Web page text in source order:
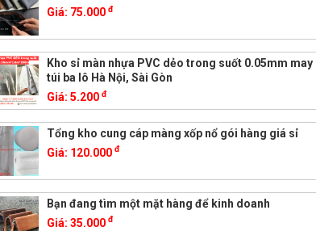
Giá: 75.000đ
Kho sỉ màn nhựa PVC dẻo trong suốt 0.05mm may
túi ba lô Hà Nội, Sài Gòn
Giá:5.200đ
Tổng kho cung cáp màng xốp nổ gói hàng giá sỉ
Giá: 120.000đ
Bạn đang tìm một mặt hàng để kinh doanh
Giá:35.000đ